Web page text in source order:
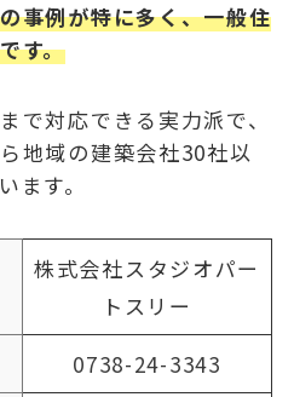
事例が特に多く、一般住
す。
で対応できる実力派で、
地域の建築会社30社以
ます。
株式会社スタジオパー
トスリー
0738-24-3343